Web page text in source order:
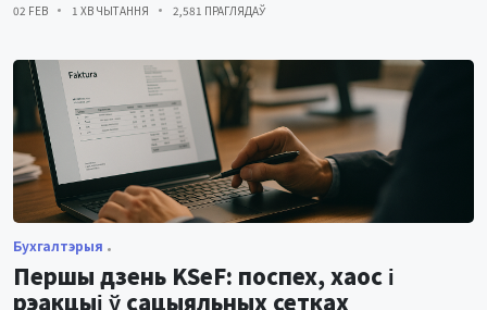
02 FEB 1 ХВ ЧЫТАННЯ 2,581 ПРАГЛЯДАЎ
Бухгалтэрыя
Першы дзень KSeF: поспех, хаос і
рэакцыі ў сацыяльных сетках